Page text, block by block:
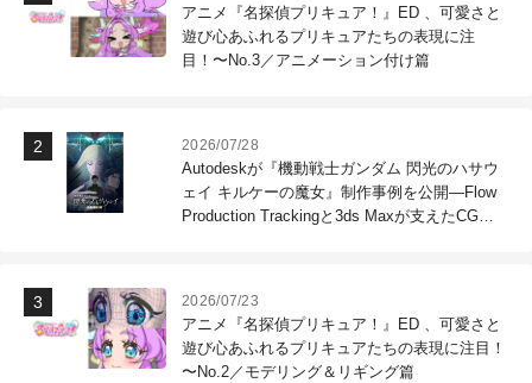
アニメ『名探偵プリキュア！』ED 、可愛さと
遊び心あふれるプリキュアたちの表現に注
目！〜No.3／アニメーション付け篇
2026/07/28
Autodeskが『機動戦士ガンダム 閃光のハサウ
ェイ キルケーの魔女』制作事例を公開―Flow
Production Trackingと3ds Maxが支えたCG制
2026/07/23
アニメ『名探偵プリキュア！』ED 、可愛さと
遊び心あふれるプリキュアたちの表現に注目！
〜No.2／モデリング＆リギング篇